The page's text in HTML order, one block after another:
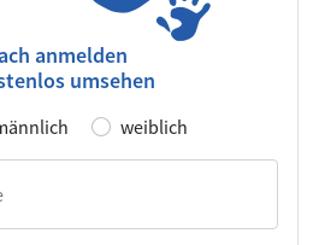
anmelden
umsehen
weiblich